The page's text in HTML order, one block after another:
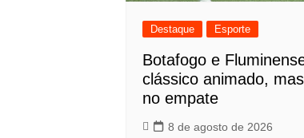
Destaque Esporte
Botafogo e
clássico animado,
no empate
8 de agosto de 2026